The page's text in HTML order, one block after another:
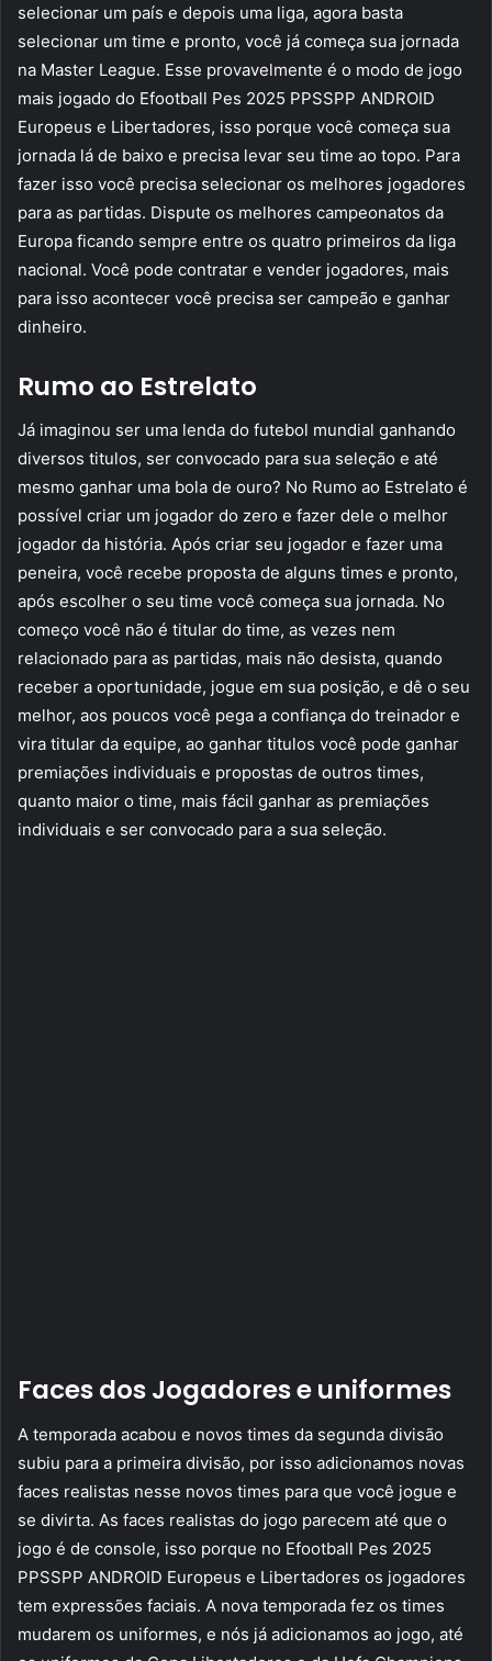
selecionar um país e depois uma liga, agora basta
selecionar um time e pronto, você já começa sua jornada
na Master League. Esse provavelmente é o modo de jogo
mais jogado do Efootball Pes 2025 PPSSPP ANDROID
Europeus e Libertadores, isso porque você começa sua
jornada lá de baixo e precisa levar seu time ao topo. Para
fazer isso você precisa selecionar os melhores jogadores
para as partidas. Dispute os melhores campeonatos da
Europa ficando sempre entre os quatro primeiros da liga
nacional. Você pode contratar e vender jogadores, mais
para isso acontecer você precisa ser campeão e ganhar
dinheiro.
Rumo ao Estrelato
Já imaginou ser uma lenda do futebol mundial ganhando
diversos titulos, ser convocado para sua seleção e até
mesmo ganhar uma bola de ouro? No Rumo ao Estrelato é
possível criar um jogador do zero e fazer dele o melhor
jogador da história. Após criar seu jogador e fazer uma
peneira, você recebe proposta de alguns times e pronto,
após escolher o seu time você começa sua jornada. No
começo você não é titular do time, as vezes nem
relacionado para as partidas, mais não desista, quando
receber a oportunidade, jogue em sua posição, e dê o seu
melhor, aos poucos você pega a confiança do treinador e
vira titular da equipe, ao ganhar titulos você pode ganhar
premiações individuais e propostas de outros times,
quanto maior o time, mais fácil ganhar as premiações
individuais e ser convocado para a sua seleção.
Faces dos Jogadores e uniformes
A temporada acabou e novos times da segunda divisão
subiu para a primeira divisão, por isso adicionamos novas
faces realistas nesse novos times para que você jogue e
se divirta. As faces realistas do jogo parecem até que o
jogo é de console, isso porque no Efootball Pes 2025
PPSSPP ANDROID Europeus e Libertadores os jogadores
tem expressões faciais. A nova temporada fez os times
mudarem os uniformes, e nós já adicionamos ao jogo, até